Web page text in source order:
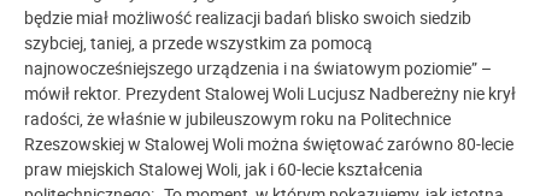
będzie miał możliwość realizacji badań blisko swoich siedzib
szybciej, taniej, a przede wszystkim za pomocą
najnowocześniejszego urządzenia i na światowym poziomie” –
mówił rektor. Prezydent Stalowej Woli Lucjusz Nadbereżny nie krył
radości, że właśnie w jubileuszowym roku na Politechnice
Rzeszowskiej w Stalowej Woli można świętować zarówno 80-lecie
praw miejskich Stalowej Woli, jak i 60-lecie kształcenia